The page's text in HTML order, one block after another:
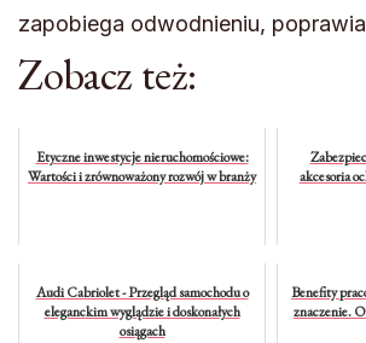
zapobiega odwodnieniu,
Zobacz też:
Etyczne inwestycje nieruchomościowe:
Wartości i zrównoważony rozwój w branży
akcesoria
Audi Cabriolet - Przegląd samochodu o
eleganckim wyglądzie i doskonałych
osiągach
Benefity
znaczenie.